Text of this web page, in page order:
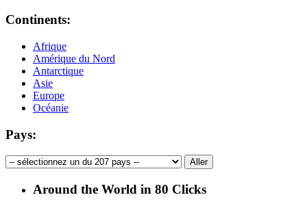
Continents:
Afrique
Amérique du Nord
Antarctique
Asie
Europe
Océanie
Pays:
Around the World in 80 Clicks